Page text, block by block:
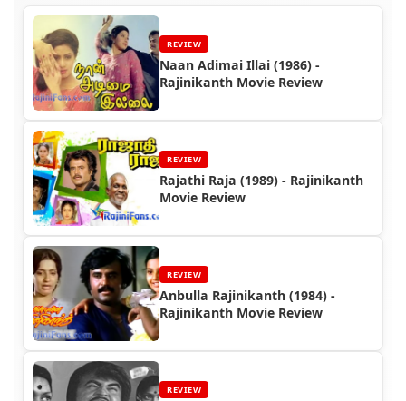
REVIEW
Naan Adimai Illai (1986) -
Rajinikanth Movie Review
REVIEW
Rajathi Raja (1989) - Rajinikanth
Movie Review
REVIEW
Anbulla Rajinikanth (1984) -
Rajinikanth Movie Review
REVIEW